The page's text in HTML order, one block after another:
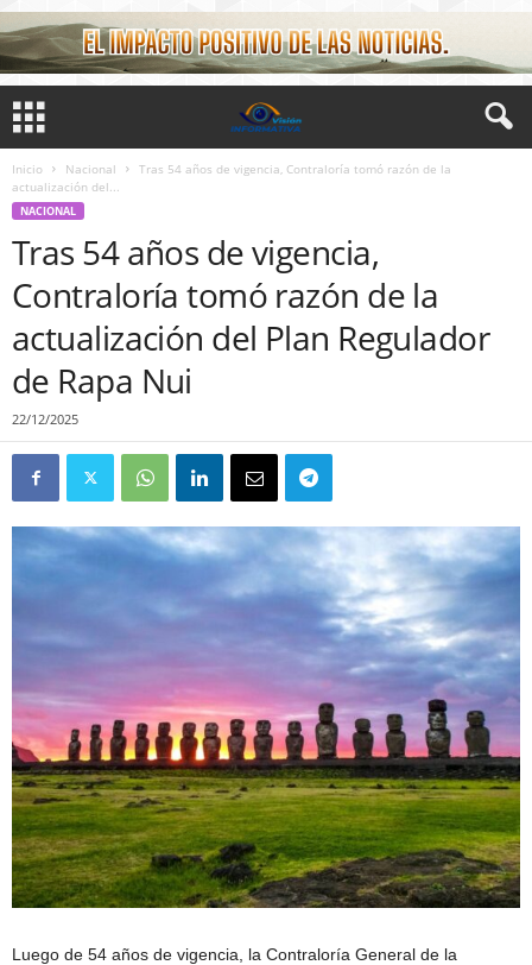
Inicio Nacional
Tras 54 años de vigencia, Contraloría tomó razón de la
actualización del...
NACIONAL
Tras 54 años de vigencia,
Contraloría tomó razón de la
actualización del Plan Regulador
de Rapa Nui
22/12/2025
Luego de 54 años de vigencia, la Contraloría General de la